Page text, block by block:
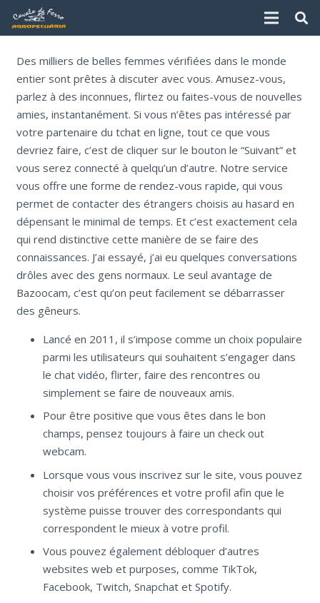
Des milliers de belles femmes vérifiées dans le monde
entier sont prêtes à discuter avec vous. Amusez-vous,
parlez à des inconnues, flirtez ou faites-vous de nouvelles
amies, instantanément. Si vous n’êtes pas intéressé par
votre partenaire du tchat en ligne, tout ce que vous
devriez faire, c’est de cliquer sur le bouton le “Suivant” et
vous serez connecté à quelqu’un d’autre. Notre service
vous offre une forme de rendez-vous rapide, qui vous
permet de contacter des étrangers choisis au hasard en
dépensant le minimal de temps. Et c’est exactement cela
qui rend distinctive cette manière de se faire des
connaissances. J’ai essayé, j’ai eu quelques conversations
drôles avec des gens normaux. Le seul avantage de
Bazoocam, c’est qu’on peut facilement se débarrasser
des gêneurs.
Lancé en 2011, il s’impose comme un choix populaire
parmi les utilisateurs qui souhaitent s’engager dans
le chat vidéo, flirter, faire des rencontres ou
simplement se faire de nouveaux amis.
Pour être positive que vous êtes dans le bon
champs, pensez toujours à faire un check out
webcam.
Lorsque vous vous inscrivez sur le site, vous pouvez
choisir vos préférences et votre profil afin que le
système puisse trouver des correspondants qui
correspondent le mieux à votre profil.
Vous pouvez également débloquer d’autres
websites web et purposes, comme TikTok,
Facebook, Twitch, Snapchat et Spotify.